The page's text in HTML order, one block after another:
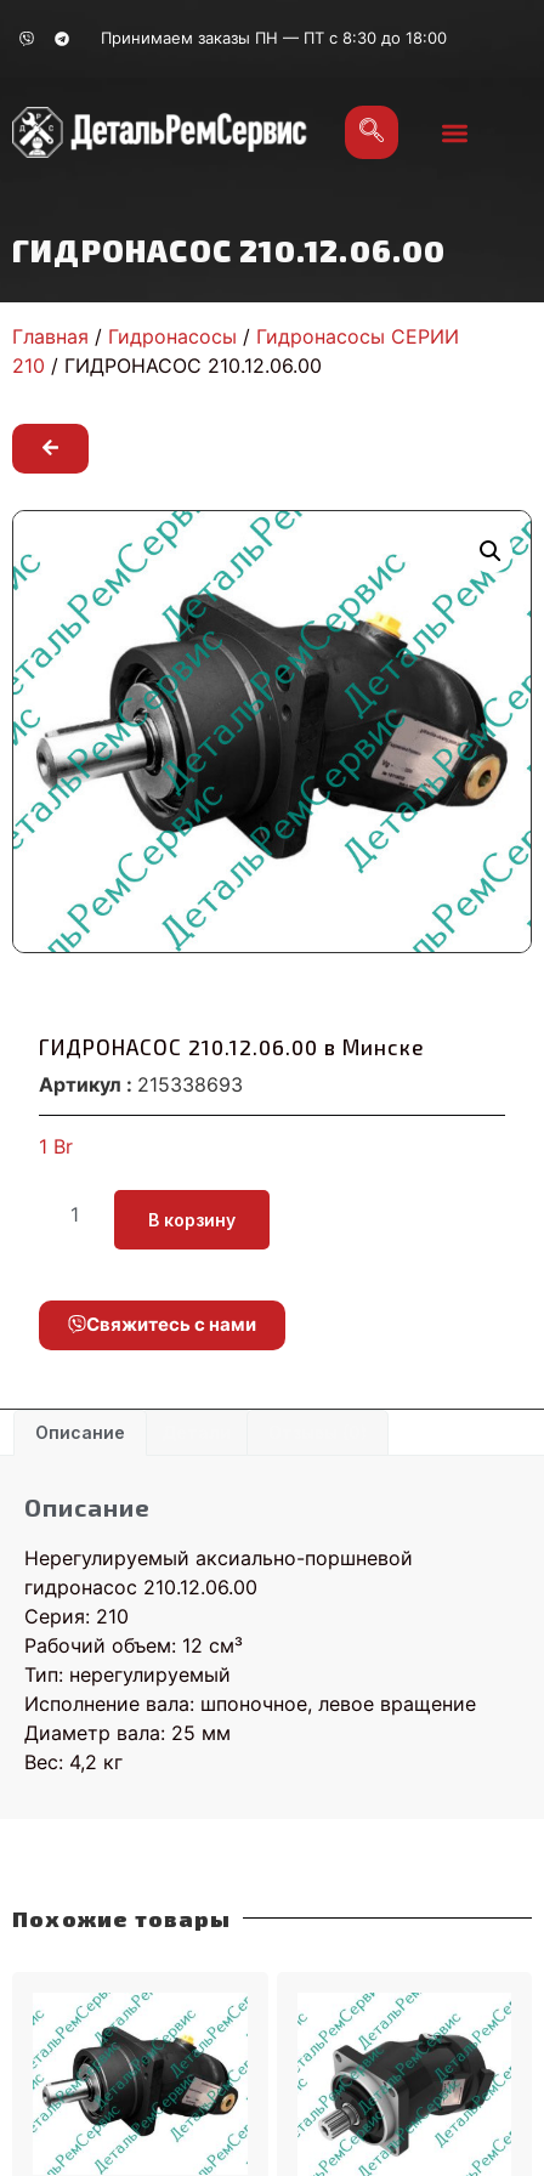
Принимаем заказы ПН — ПТ с 8:30 до 18:00
ГИДРОНАСОС 210.12.06.00
Главная / Гидронасосы / Гидронасосы СЕРИИ
210 / ГИДРОНАСОС 210.12.06.00
ГИДРОНАСОС 210.12.06.00 в Минске
Артикул : 215338693
1 Br
В корзину
Свяжитесь с нами
Описание
Описание
Нерегулируемый аксиально-поршневой
гидронасос 210.12.06.00
Серия: 210
Рабочий объем: 12 см³
Тип: нерегулируемый
Исполнение вала: шпоночное, левое вращение
Диаметр вала: 25 мм
Вес: 4,2 кг
Похожие товары